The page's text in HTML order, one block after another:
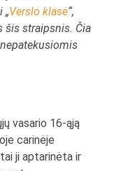
„Verslo klasė“,
šis straipsnis. Čia
vasario 16-ąją
carinėje
ji aptarinėta ir